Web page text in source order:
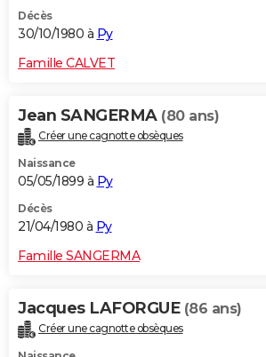
Décès
30/10/1980 à Py
Famille CALVET
Jean SANGERMA (80 ans)
Créer une cagnotte obsèques
Naissance
05/05/1899 à Py
Décès
21/04/1980 à Py
Famille SANGERMA
Jacques LAFORGUE (86 ans)
Créer une cagnotte obsèques